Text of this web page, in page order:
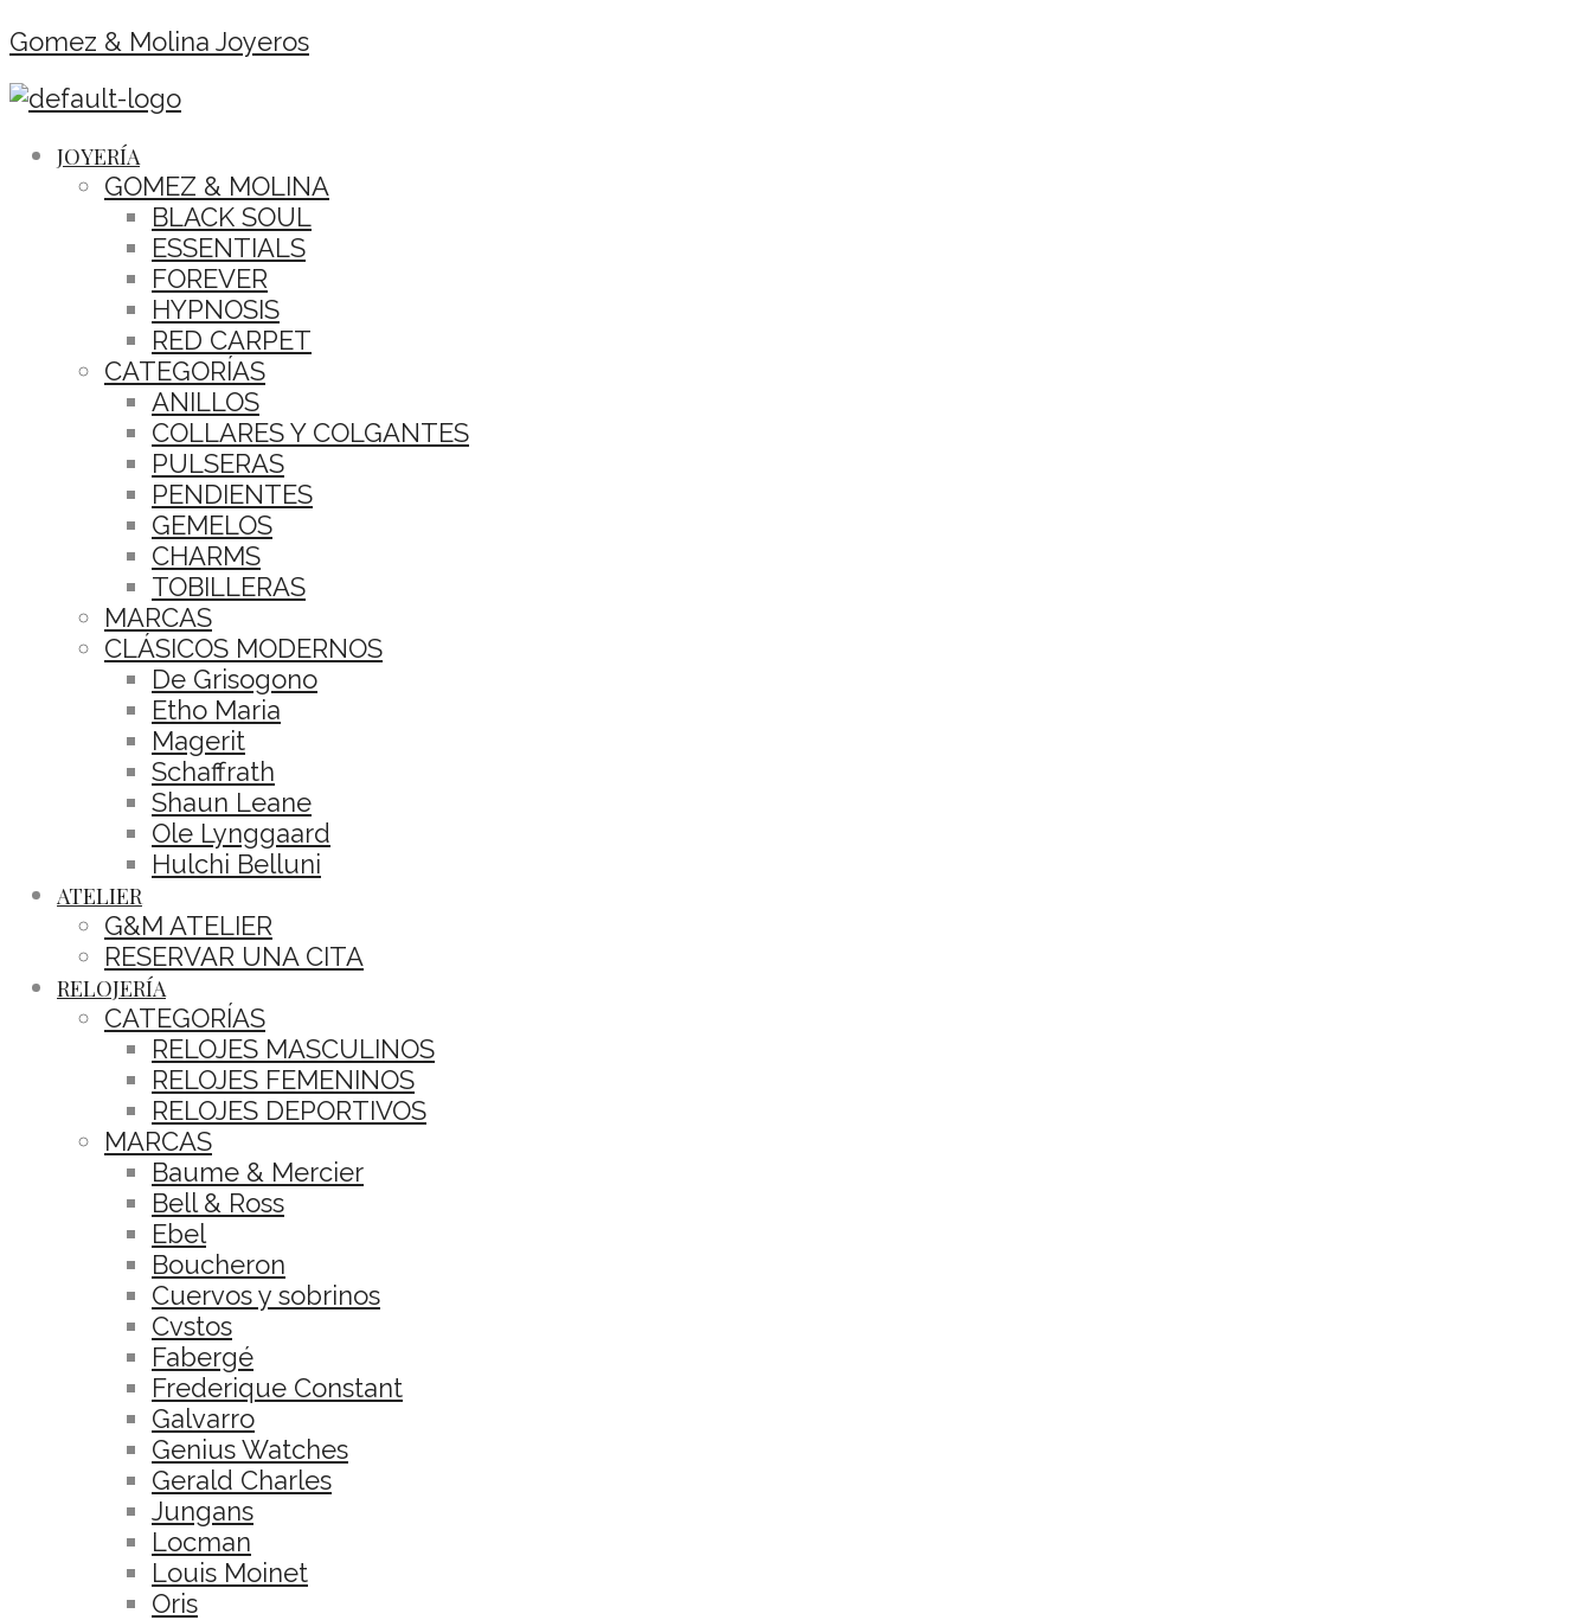
Gomez & Molina Joyeros
JOYERÍA
GOMEZ & MOLINA
BLACK SOUL
ESSENTIALS
FOREVER
HYPNOSIS
RED CARPET
CATEGORÍAS
ANILLOS
COLLARES Y COLGANTES
PULSERAS
PENDIENTES
GEMELOS
CHARMS
TOBILLERAS
MARCAS
CLÁSICOS MODERNOS
De Grisogono
Etho Maria
Magerit
Schaffrath
Shaun Leane
Ole Lynggaard
Hulchi Belluni
ATELIER
G&M ATELIER
RESERVAR UNA CITA
RELOJERÍA
CATEGORÍAS
RELOJES MASCULINOS
RELOJES FEMENINOS
RELOJES DEPORTIVOS
MARCAS
Baume & Mercier
Bell & Ross
Ebel
Boucheron
Cuervos y sobrinos
Cvstos
Fabergé
Frederique Constant
Galvarro
Genius Watches
Gerald Charles
Jungans
Locman
Louis Moinet
Oris